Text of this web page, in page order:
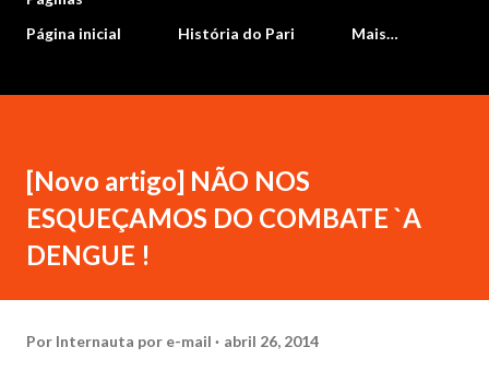
Página inicial
História do Pari Mais…
[Novo artigo] NÃO NOS
ESQUEÇAMOS DO COMBATE `A
DENGUE !
Por Internauta por e-mail abril 26, 2014